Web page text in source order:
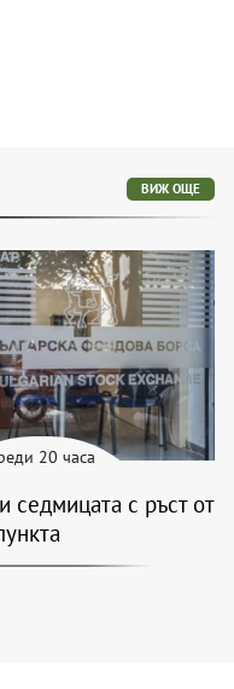
ВИЖ ОЩЕ
20 часа
седмицата с ръст от